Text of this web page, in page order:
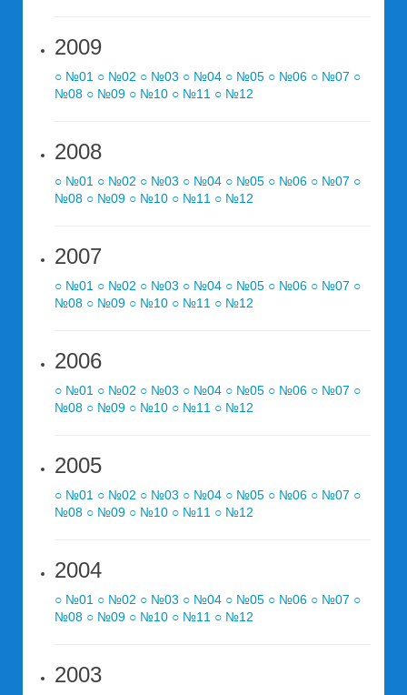
2009
○ №01 ○ №02 ○ №03 ○ №04 ○ №05 ○ №06 ○ №07 ○
№08 ○ №09 ○ №10 ○ №11 ○ №12
2008
○ №01 ○ №02 ○ №03 ○ №04 ○ №05 ○ №06 ○ №07 ○
№08 ○ №09 ○ №10 ○ №11 ○ №12
2007
○ №01 ○ №02 ○ №03 ○ №04 ○ №05 ○ №06 ○ №07 ○
№08 ○ №09 ○ №10 ○ №11 ○ №12
2006
○ №01 ○ №02 ○ №03 ○ №04 ○ №05 ○ №06 ○ №07 ○
№08 ○ №09 ○ №10 ○ №11 ○ №12
2005
○ №01 ○ №02 ○ №03 ○ №04 ○ №05 ○ №06 ○ №07 ○
№08 ○ №09 ○ №10 ○ №11 ○ №12
2004
○ №01 ○ №02 ○ №03 ○ №04 ○ №05 ○ №06 ○ №07 ○
№08 ○ №09 ○ №10 ○ №11 ○ №12
2003